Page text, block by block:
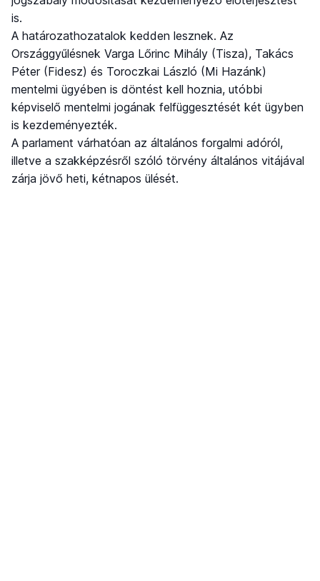
is.
A határozathozatalok kedden lesznek. Az
Országgyűlésnek Varga Lőrinc Mihály (Tisza), Takács
Péter (Fidesz) és Toroczkai László (Mi Hazánk)
mentelmi ügyében is döntést kell hoznia, utóbbi
képviselő mentelmi jogának felfüggesztését két ügyben
is kezdeményezték.
A parlament várhatóan az általános forgalmi adóról,
illetve a szakképzésről szóló törvény általános vitájával
zárja jövő heti, kétnapos ülését.